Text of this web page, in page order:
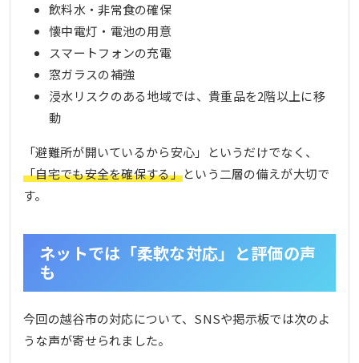
飲料水・非常食の確保
懐中電灯・電池の用意
スマートフォンの充電
窓ガラスの補強
浸水リスクのある地域では、貴重品を2階以上に移
動
「避難所が開いているから安心」というだけでなく、
「自宅でも安全を確保する」という二層の備えが大切で
す。
ネットでは「柔軟な対応」と評価の声
も
今回の越谷市の対応について、SNSや掲示板では次のよ
うな声が寄せられました。